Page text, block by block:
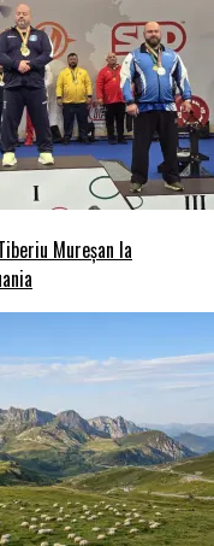
Mureșan la